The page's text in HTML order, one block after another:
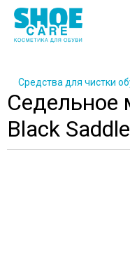
Средства для чистки
Седельное
Black